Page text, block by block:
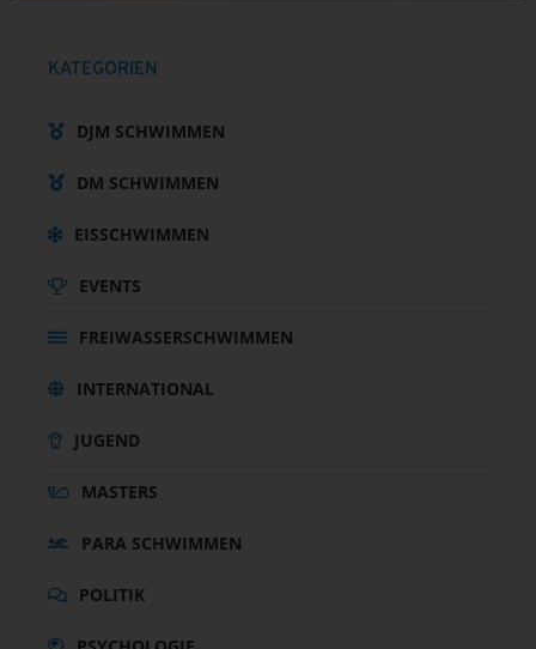
KATEGORIEN
DJM SCHWIMMEN
DM SCHWIMMEN
EISSCHWIMMEN
EVENTS
FREIWASSERSCHWIMMEN
INTERNATIONAL
JUGEND
MASTERS
PARA SCHWIMMEN
POLITIK